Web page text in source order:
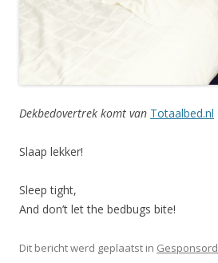
Dekbedovertrek komt van Totaalbed.nl
Slaap lekker!
Sleep tight,
And don’t let the bedbugs bite!
Dit bericht werd geplaatst in Gesponsord